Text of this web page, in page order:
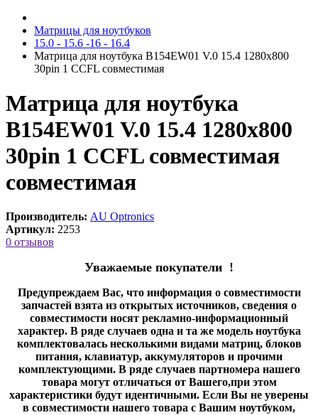
Матрицы для ноутбуков
15.0 - 15.6 -16 - 16.4
Матрица для ноутбука B154EW01 V.0 15.4 1280x800
30pin 1 CCFL cовместимая
Матрица для ноутбука
B154EW01 V.0 15.4 1280x800
30pin 1 CCFL совместимая
cовместимая
Производитель: AU Optronics
Артикул: 2253
0 отзывов
Уважаемые покупатели !
Предупреждаем Вас, что информация о совместимости
запчастей взята из открытых источников, сведения о
совместимости носят рекламно-информационный
характер. В ряде случаев одна и та же модель ноутбука
комплектовалась несколькими видами матриц, блоков
питания, клавиатур, аккумуляторов и прочими
комплектующими. В ряде случаев партномера нашего
товара могут отличаться от Вашего,при этом
характеристики будут идентичными. Если Вы не уверены
в совместимости нашего товара с Вашим ноутбуком,